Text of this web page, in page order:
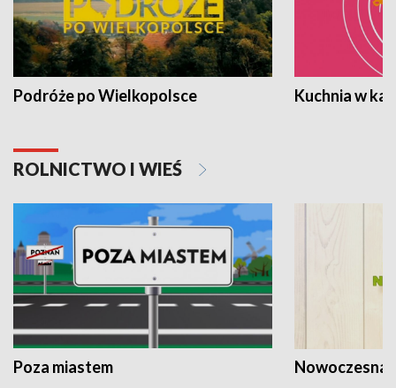
Podróże po Wielkopolsce Kuchnia w
ROLNICTWO I WIEŚ
Poza miastem Nowoczesna